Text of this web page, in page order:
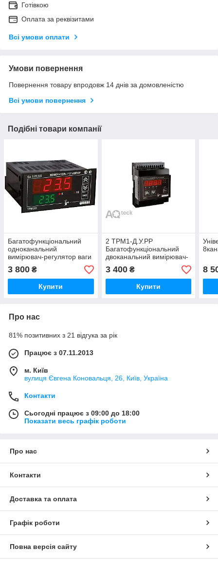
Готівкою
Оплата за реквізитами
Всі умови оплати
Умови повернення
Повернення товару впродовж 14 днів за домовленістю
Всі умови повернення
Подібні товари компанії
Багатофункціональний
одноканальний
вимірювач-регулятор ваги
теператури тиску з RS-485
ТРМ201-Щ2.Р
3 800 ₴
Купити
2 ТРМ1-Д.У.РР
Багатофункціональний
двоканальний вимірювач-
регулятор теператури на
дин-рейку
3 400₴
Купити
8
Про нас
81% позитивних з 21 відгука за рік
Працює з 07.11.2013
м. Київ
вулиця Євгена Коновальця, 26, Київ, Україна
Контакти
Сьогодні працює з 09:00 до 18:00
Показати весь графік роботи
Про нас
Контакти
Доставка та оплата
Графік роботи
Повна версія сайту